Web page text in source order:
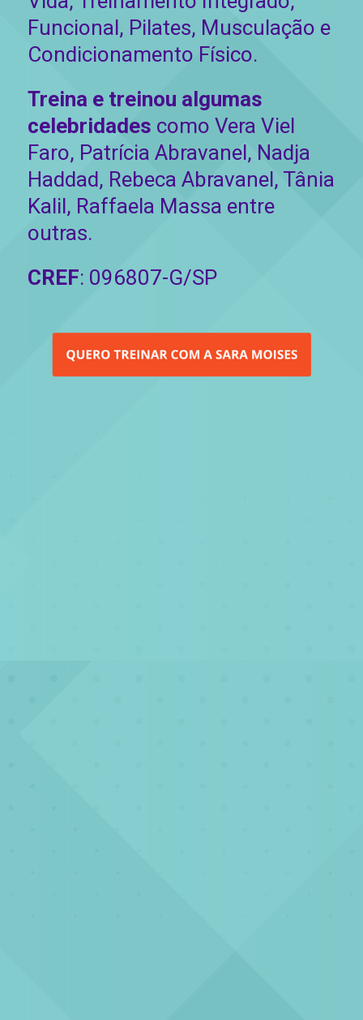
Funcional, Pilates, Musculação e
Condicionamento Físico.
Treina e treinou algumas
celebridades como Vera Viel
Faro, Patrícia Abravanel, Nadja
Haddad, Rebeca Abravanel, Tânia
Kalil, Raffaela Massa entre
outras.
CREF: 096807-G/SP